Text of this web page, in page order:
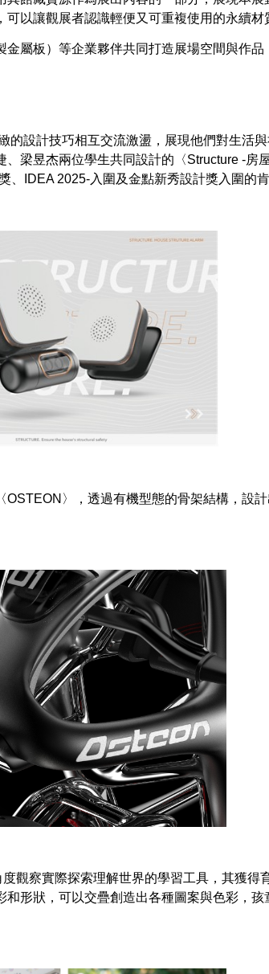
以讓觀展者認識輕便又可重複使用的永續材
屬板）等企業夥伴共同打造展場空間與作品
設計技巧相互交流激盪，展現他們對生活
梁昱杰兩位學生共同設計的〈Structure -房
IDEA 2025-入圍及金點新秀設計獎入圍的肯
〉，透過有機型態的骨架結構，設
觀察實際探索理解世界的學習工具，其獲得
形狀，可以交疊創造出各種圖案與色彩，